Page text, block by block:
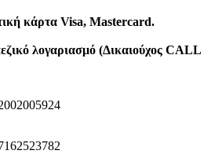
κάρτα Visa, Mastercard.
λογαριασμό (Δικαιούχος CALL